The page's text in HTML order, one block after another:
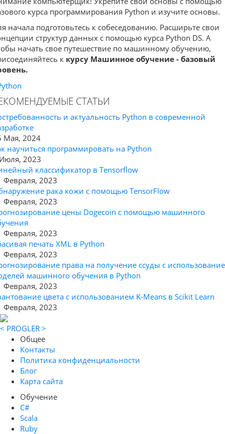
курса программирования Python и изучите основы.
начала подготовьтесь к собеседованию. Расширьте свои
структур данных с помощью курса Python DS. А
начать свое путешествие по машинному обучению,
к курсу Машинное обучение - базовый
СТАТЬИ
и актуальность Python в современной
Мая, 2024
научиться программировать на Python
2023
классификатор в Tensorflow
Февраля, 2023
рака кожи с помощью TensorFlow
Февраля, 2023
цены Dogecoin с помощью машинного
Февраля, 2023
печать XML в Python
Февраля, 2023
права на получение ссуды с
машинного обучения в Python
Февраля, 2023
цвета с использованием K-Means в Scikit Learn
Февраля, 2023
< PROGLER >
Общее
Контакты
Политика конфиденциальности
Блог
Карта сайта
Обучение
C#
Scala
Ruby